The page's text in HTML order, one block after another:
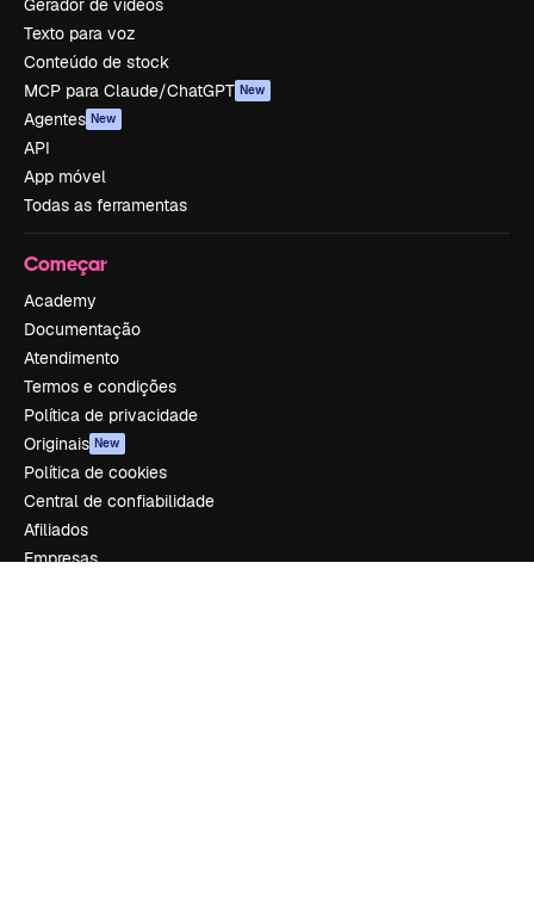
Gerador de vídeos
Texto para voz
Conteúdo de stock
MCP para Claude/ChatGPT New
Agentes New
API
App móvel
Todas as ferramentas
Começar
Academy
Documentação
Atendimento
Termos e condições
Política de privacidade
Originais New
Política de cookies
Central de confiabilidade
Afiliados
Empresas